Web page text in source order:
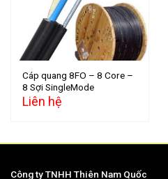
Cáp quang 8FO – 8 Core –
8 Sợi SingleMode
Liên hệ
Công ty TNHH Thiên Nam Quốc